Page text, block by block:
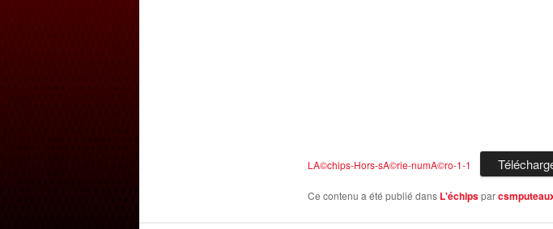
LA©️chips-Hors-sA©️rie-numA©️ro-1-1
Ce contenu a été publié dans L'échipspar